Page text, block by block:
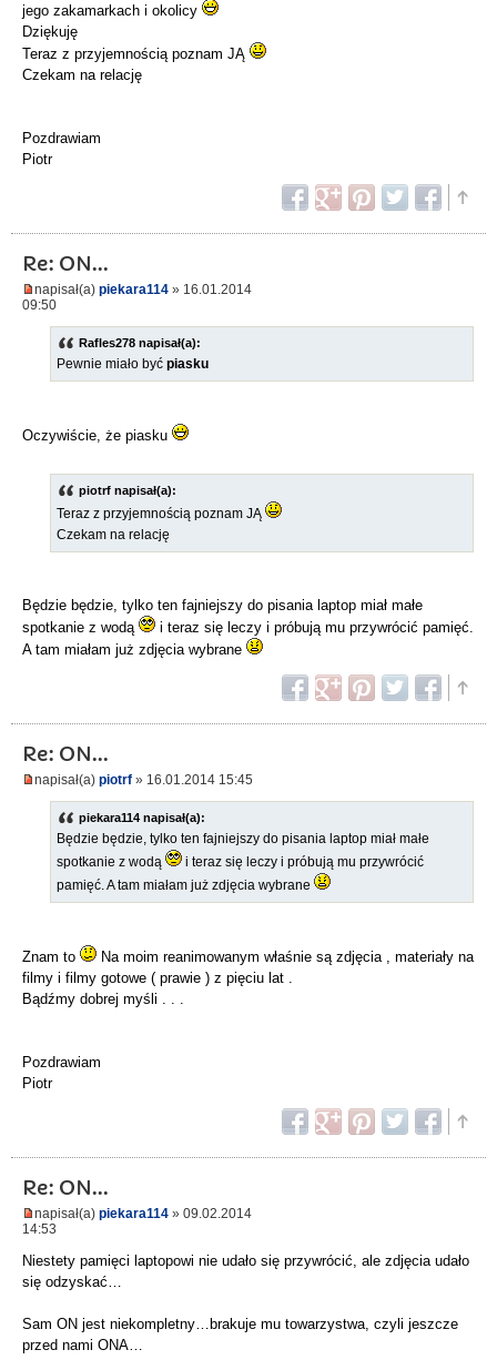
jego zakamarkach i okolicy
Dziękuję
Teraz z przyjemnością poznam JĄ
Czekam na relację
Pozdrawiam
Piotr
Re: ON...
napisał(a) piekara114 » 16.01.2014
09:50
Rafles278 napisał(a):
Pewnie miało być piasku
Oczywiście, że piasku
piotrf napisał(a):
Teraz z przyjemnością poznam JĄ
Czekam na relację
Będzie będzie, tylko ten fajniejszy do pisania laptop miał małe
spotkanie z wodą
i teraz się leczy i próbują mu przywrócić pamięć.
A tam miałam już zdjęcia wybrane
Re: ON...
napisał(a) piotrf » 16.01.2014 15:45
piekara114 napisał(a):
Będzie będzie, tylko ten fajniejszy do pisania laptop miał małe
spotkanie z wodą
i teraz się leczy i próbują mu przywrócić
pamięć. A tam miałam już zdjęcia wybrane
Znam to
Na moim reanimowanym właśnie są zdjęcia , materiały na
filmy i filmy gotowe ( prawie ) z pięciu lat .
Bądźmy dobrej myśli . . .
Pozdrawiam
Piotr
Re: ON...
napisał(a) piekara114 » 09.02.2014
14:53
Niestety pamięci laptopowi nie udało się przywrócić, ale zdjęcia udało
się odzyskać…
Sam ON jest niekompletny…brakuje mu towarzystwa, czyli jeszcze
przed nami ONA…